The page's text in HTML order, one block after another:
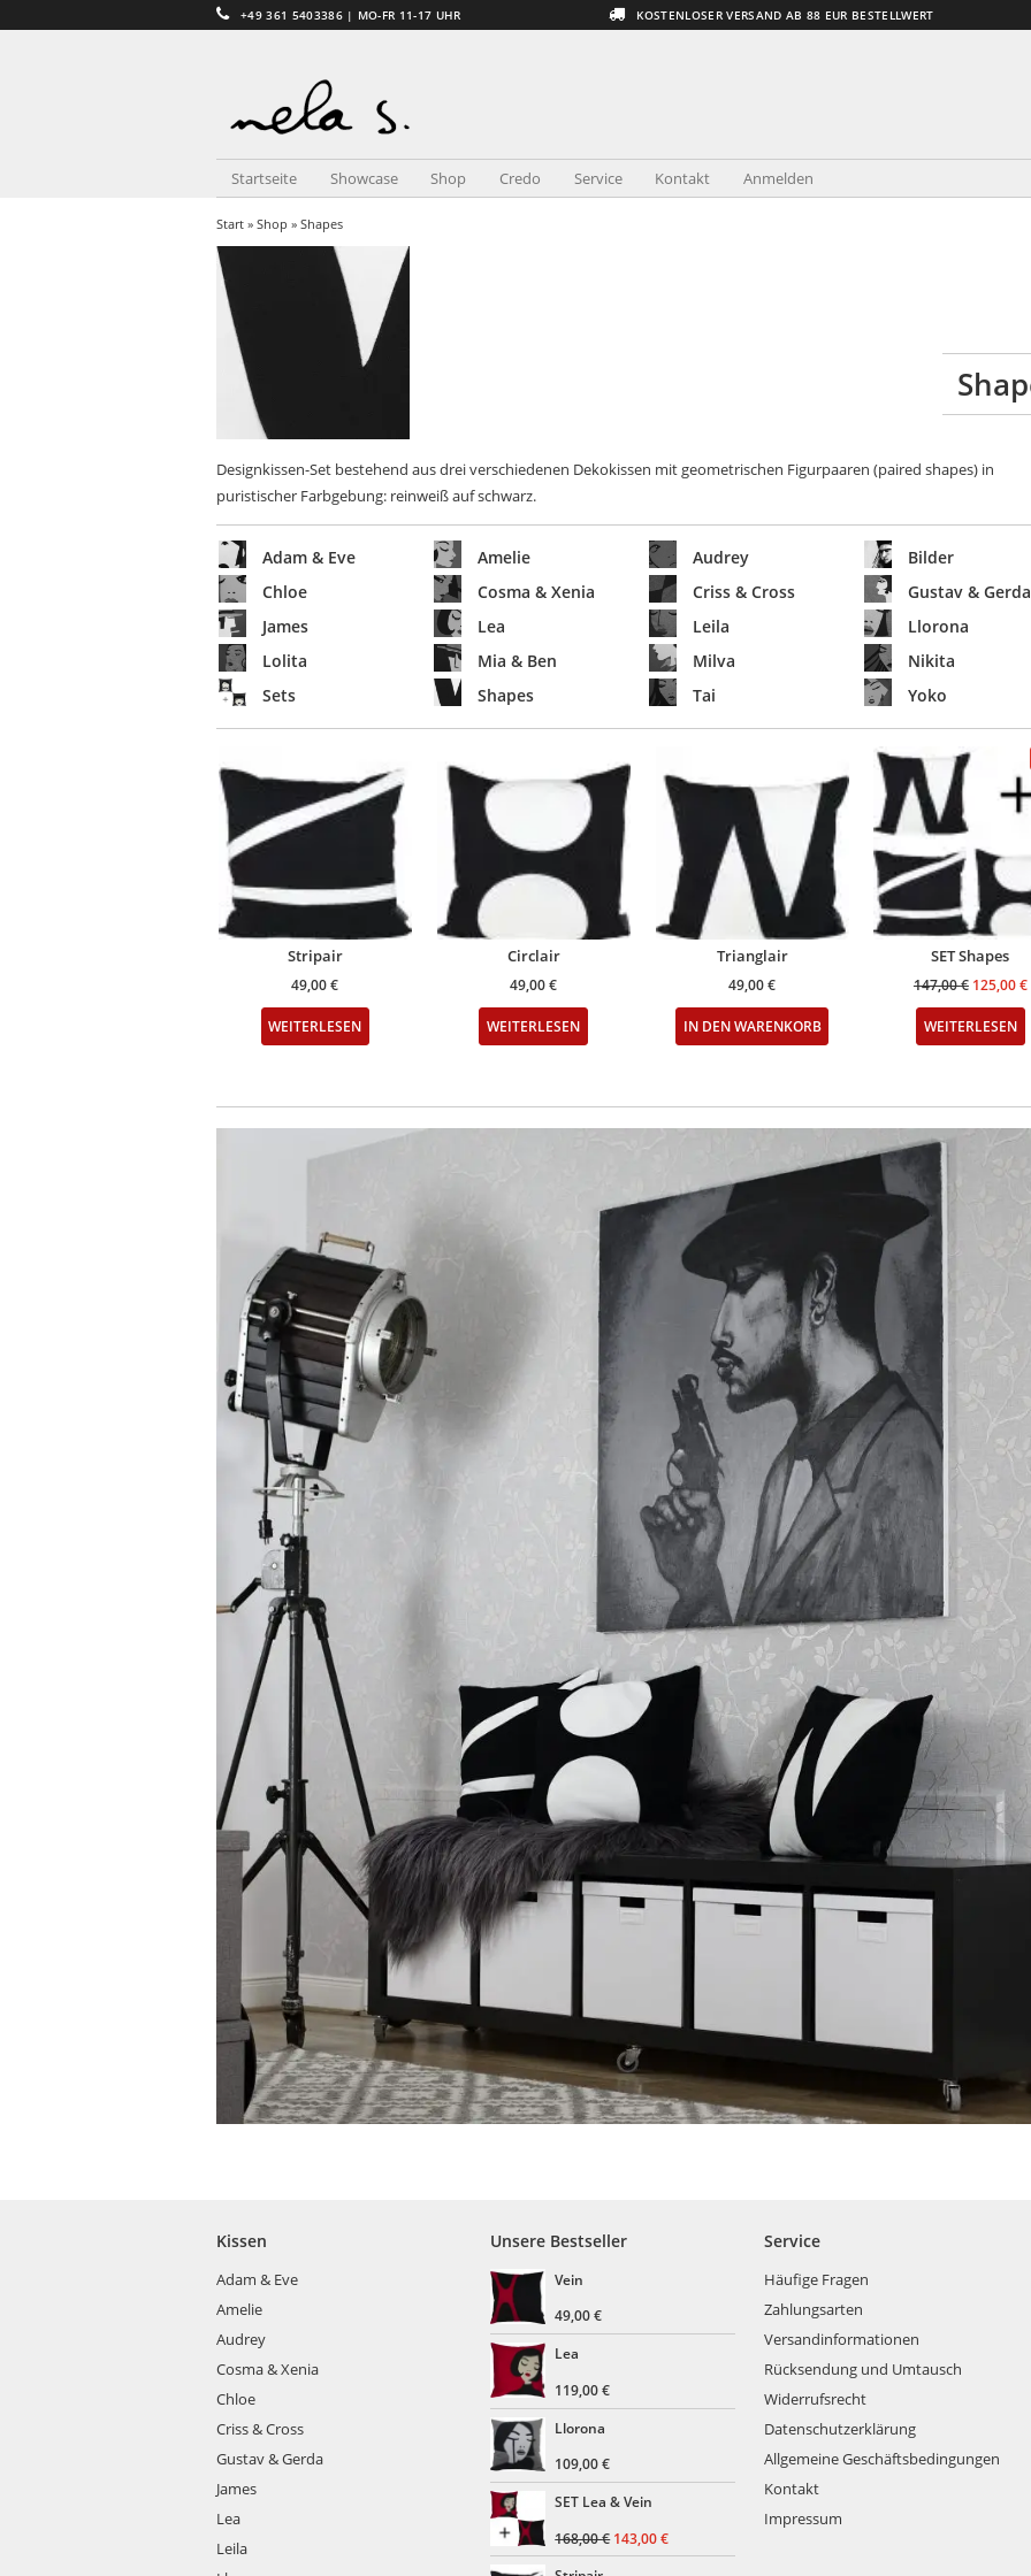
+49 361 5403386 | MO-FR 11-17 UHR KOSTENLOSER VERSAND AB 88 EUR BESTELLWERT
Startseite Showcase Shop Credo Service Kontakt Anmelden
Start » Shop » Shapes
Designkissen-Set bestehend aus drei verschiedenen Dekokissen mit geometrischen Figurpaaren (paired shapes) in
puristischer Farbgebung: reinweiß auf schwarz.
Adam & Eve Amelie Audrey
Bilder
Chloe
Cosma & Xenia Criss & Cross
Gustav & Gerda
James
Lea Leila
Llorona
Lolita
Mia & Ben Milva
Nikita
Sets
Shapes Tai Yoko
Stripair
49,00€
WEITERLESEN
Circlair
49,00€
WEITERLESEN
Trianglair
49,00€
IN DEN WARENKORB
SET Shapes
147,00€
Preis
war:
147,00 €
125,00€
WEITERLESEN
Kissen
Adam & Eve
Amelie
Audrey
Cosma & Xenia
Chloe
Criss & Cross
Gustav & Gerda
James
Lea
Leila
Unsere Bestseller
Vein
49,00€
Lea
119,00€
Llorona
109,00€
SET Lea & Vein
168,00€ Ursprünglicher
Preis
143,00€Aktueller
Preis
Service
Häufige Fragen
Zahlungsarten
Versandinformationen
Rücksendung und Umtausch
Widerrufsrecht
Datenschutzerklärung
Allgemeine Geschäftsbedingungen
Kontakt
Impressum